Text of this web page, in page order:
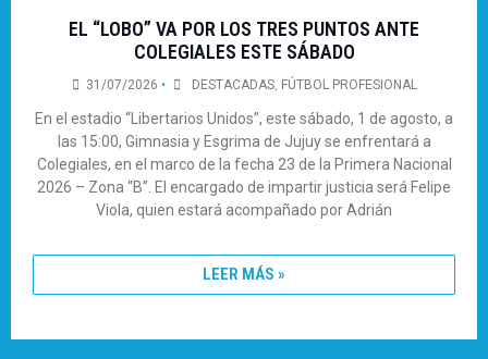
EL “LOBO” VA POR LOS TRES PUNTOS ANTE
COLEGIALES ESTE SÁBADO
31/07/2026 • DESTACADAS, FÚTBOL PROFESIONAL
En el estadio “Libertarios Unidos”, este sábado, 1 de agosto, a
las 15:00, Gimnasia y Esgrima de Jujuy se enfrentará a
Colegiales, en el marco de la fecha 23 de la Primera Nacional
2026 – Zona “B”. El encargado de impartir justicia será Felipe
Viola, quien estará acompañado por Adrián
LEER MÁS »